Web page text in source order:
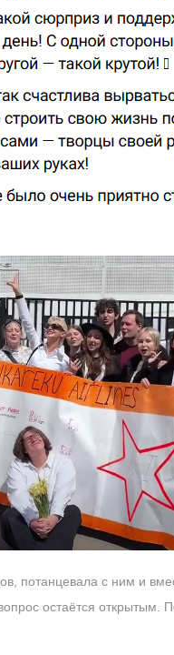
потанцевала с ним и
остаётся открытым.